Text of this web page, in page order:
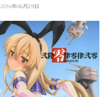
2014年06月29日